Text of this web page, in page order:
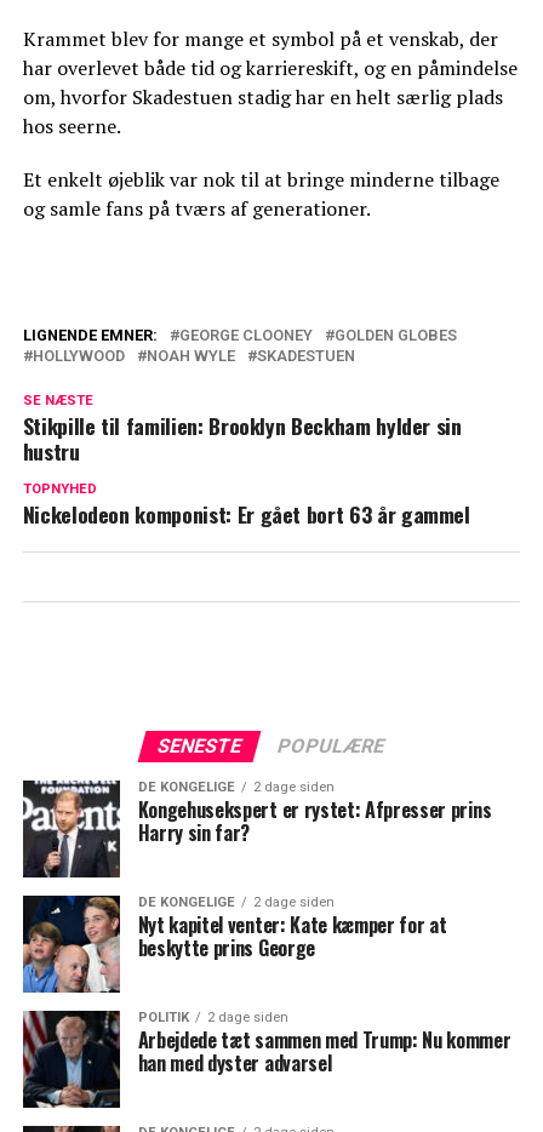
Krammet blev for mange et symbol på et venskab, der
har overlevet både tid og karriereskift, og en påmindelse
om, hvorfor Skadestuen stadig har en helt særlig plads
hos seerne.
Et enkelt øjeblik var nok til at bringe minderne tilbage
og samle fans på tværs af generationer.
John Ashton er død
Skuespilleren John Amos er død
LIGNENDE EMNER: GEORGE CLOONEY
GOLDEN GLOBES
HOLLYWOOD
NOAH WYLE SKADESTUEN
SE NÆSTE
Stikpille til familien: Brooklyn Beckham hylder sin
hustru
TOPNYHED
Nickelodeon komponist: Er gået bort 63 år gammel
SENESTE POPULÆRE
DE KONGELIGE 2 dage siden
Kongehusekspert er rystet: Afpresser prins
Harry sin far?
DE KONGELIGE 2 dage siden
Nyt kapitel venter: Kate kæmper for at
beskytte prins George
POLITIK 2 dage siden
Arbejdede tæt sammen med Trump: Nu kommer
han med dyster advarsel